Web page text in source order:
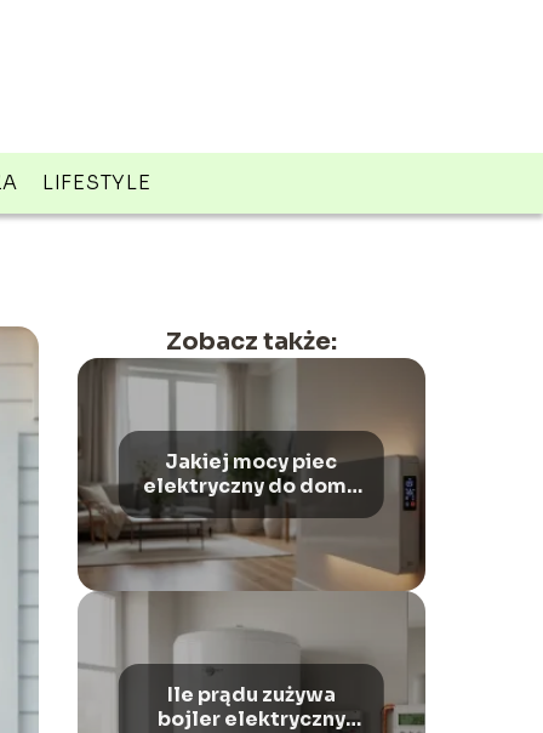
LIFESTYLE
Zobacz także:
Jakiej mocy piec
elektryczny do domu
200m2?
Ile prądu zużywa
bojler elektryczny